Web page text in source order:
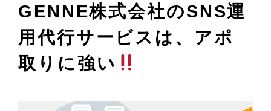
GENNE株式会社のSNS運
用代行サービスは、アポ
取りに強い